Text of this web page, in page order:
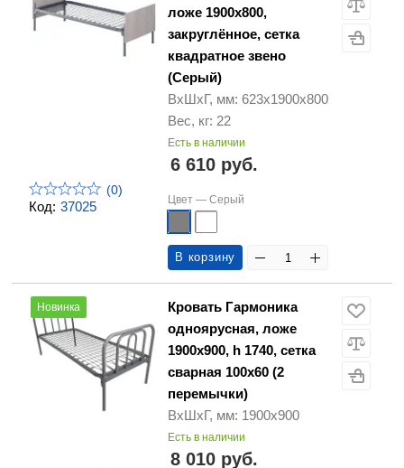
Код: 37025
(0)
ложе 1900х800,
закруглённое, сетка
квадратное звено
(Серый)
ВхШхГ, мм: 623х1900х800
Вес, кг: 22
Есть в наличии
6 610 руб.
Цвет — Серый
В корзину
Новинка
Кровать Гармоника
одноярусная, ложе
1900х900, h 1740, сетка
сварная 100x60 (2
перемычки)
ВхШхГ, мм: 1900х900
Есть в наличии
8 010 руб.